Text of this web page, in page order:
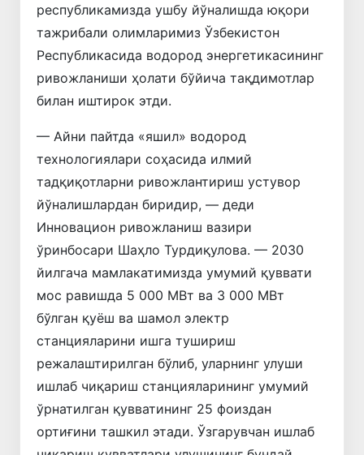
республикамизда ушбу йўналишда юқори
тажрибали олимларимиз Ўзбекистон
Республикасида водород энергетикасининг
ривожланиши ҳолати бўйича тақдимотлар
билан иштирок этди.
— Айни пайтда «яшил» водород
технологиялари соҳасида илмий
тадқиқотларни ривожлантириш устувор
йўналишлардан биридир, — деди
Инновацион ривожланиш вазири
ўринбосари Шаҳло Турдиқулова. — 2030
йилгача мамлакатимизда умумий қуввати
мос равишда 5 000 МВт ва 3 000 МВт
бўлган қуёш ва шамол электр
станцияларини ишга тушириш
режалаштирилган бўлиб, уларнинг улуши
ишлаб чиқариш станцияларининг умумий
ўрнатилган қувватининг 25 фоиздан
ортиғини ташкил этади. Ўзгарувчан ишлаб